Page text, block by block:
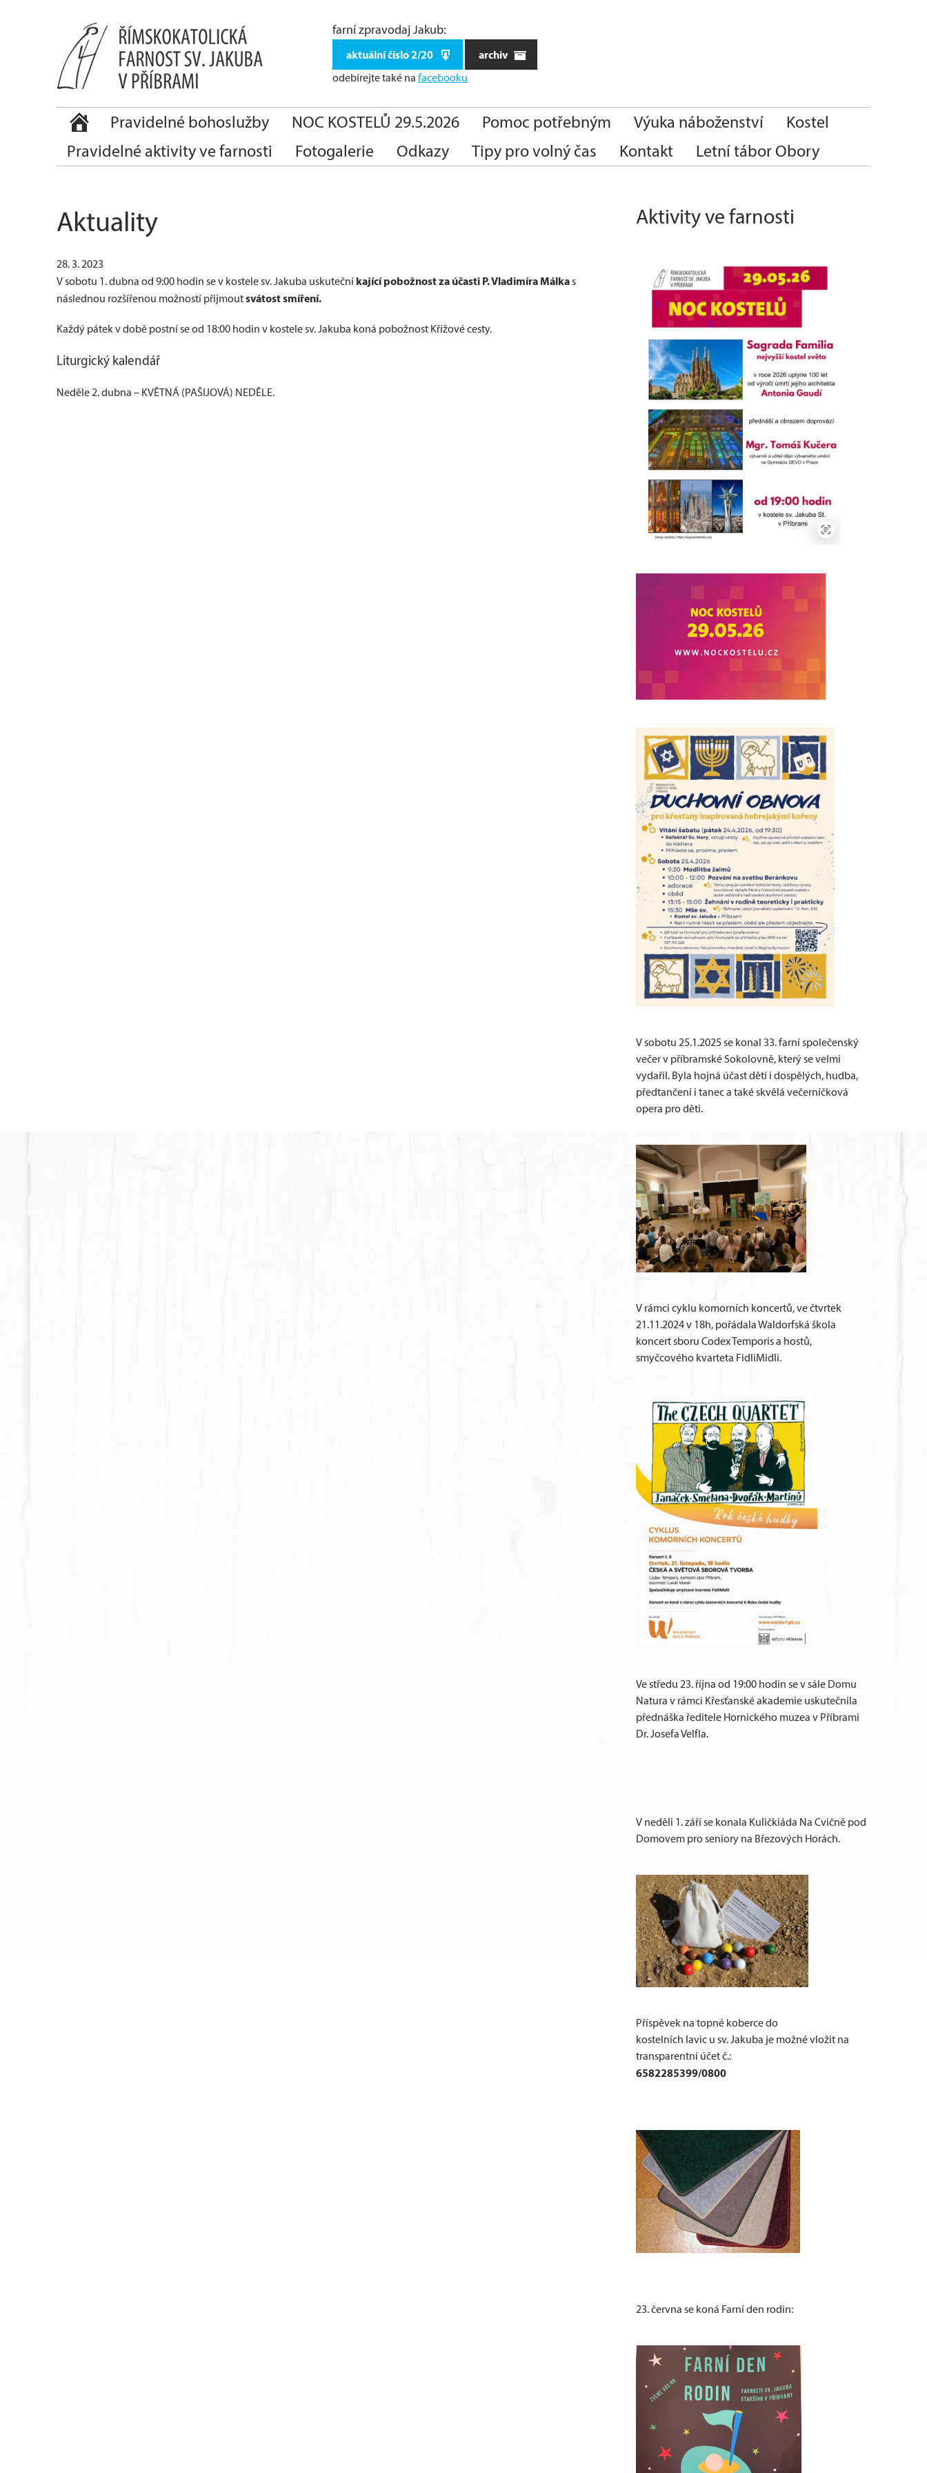
farní zpravodaj Jakub:
aktuální číslo 2/20 archiv
odebírejte také na facebooku
Pravidelné bohoslužby NOC KOSTELŮ 29.5.2026 Pomoc potřebným Výuka náboženství
Kostel
Pravidelné aktivity ve farnosti
Fotogalerie Odkazy Tipy pro volný čas Kontakt Letní tábor Obory
Aktuality
28. 3. 2023
V sobotu 1. dubna od 9:00 hodin se v kostele sv. Jakuba uskuteční kající pobožnost za účasti P. Vladimíra Málkas
následnou rozšířenou možností přijmoutsvátost smíření.
Každý pátek v době postní se od 18:00 hodin v kostele sv. Jakuba koná pobožnost Křížové cesty.
Liturgický kalendář
Neděle 2. dubna – KVĚTNÁ (PAŠIJOVÁ) NEDĚLE.
Aktivity ve farnosti
V sobotu 25.1.2025 se konal 33. farní společenský
večer v příbramské Sokolovně, který se velmi
vydařil. Byla hojná účast dětí i dospělých, hudba,
předtančení i tanec a také skvělá večerníčková
opera pro děti.
V rámci cyklu komorních koncertů, ve čtvrtek
21.11.2024 v 18h, pořádala Waldorfská škola
koncert sboru Codex Temporis a hostů,
smyčcového kvarteta FidliMidli.
Ve středu 23. října od 19:00 hodin se v sále Domu
Natura v rámci Křesťanské akademie uskutečnila
přednáška ředitele Hornického muzea v Příbrami
Dr. Josefa Velfla.
V neděli 1. září se konala Kuličkiáda Na Cvičně pod
Domovem pro seniory na Březových Horách.
Příspěvek na topné koberce do
kostelních lavic u sv. Jakuba je možné vložit na
transparentní účet č.:
6582285399/0800
23. června se koná Farní den rodin: